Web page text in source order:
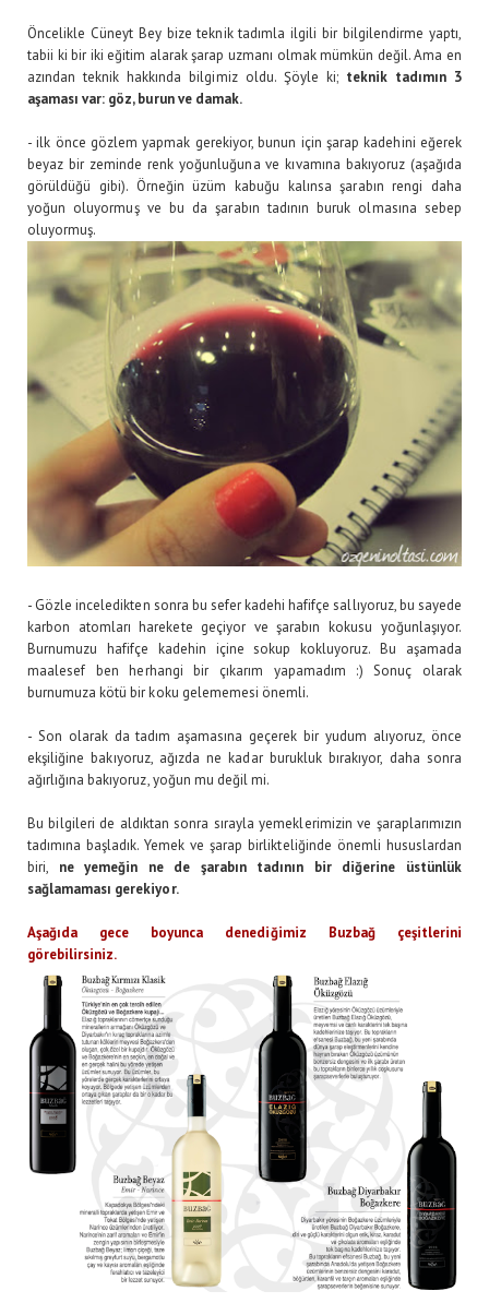
Öncelikle Cüneyt Bey bize teknik tadımla ilgili bir bilgilendirme yaptı,
tabii ki bir iki eğitim alarak şarap uzmanı olmak mümkün değil. Ama en
azından teknik hakkında bilgimiz oldu. Şöyle ki; teknik tadımın 3
aşaması var: göz, burun ve damak.
- ilk önce gözlem yapmak gerekiyor, bunun için şarap kadehini eğerek
beyaz bir zeminde renk yoğunluğuna ve kıvamına bakıyoruz (aşağıda
görüldüğü gibi). Örneğin üzüm kabuğu kalınsa şarabın rengi daha
yoğun oluyormuş ve bu da şarabın tadının buruk olmasına sebep
oluyormuş.
- Gözle inceledikten sonra bu sefer kadehi hafifçe sallıyoruz, bu sayede
karbon atomları harekete geçiyor ve şarabın kokusu yoğunlaşıyor.
Burnumuzu hafifçe kadehin içine sokup kokluyoruz. Bu aşamada
maalesef ben herhangi bir çıkarım yapamadım :) Sonuç olarak
burnumuza kötü bir koku gelememesi önemli.
- Son olarak da tadım aşamasına geçerek bir yudum alıyoruz, önce
ekşiliğine bakıyoruz, ağızda ne kadar burukluk bırakıyor, daha sonra
ağırlığına bakıyoruz, yoğun mu değil mi.
Bu bilgileri de aldıktan sonra sırayla yemeklerimizin ve şaraplarımızın
tadımına başladık. Yemek ve şarap birlikteliğinde önemli hususlardan
biri, ne yemeğin ne de şarabın tadının bir diğerine üstünlük
sağlamaması gerekiyor.
Aşağıda gece boyunca denediğimiz Buzbağ çeşitlerini
görebilirsiniz.